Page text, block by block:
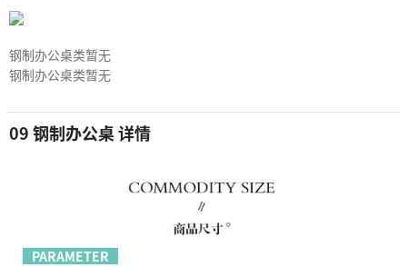
钢制办公桌类暂无
钢制办公桌类暂无
09 钢制办公桌 详情
PARAMETER